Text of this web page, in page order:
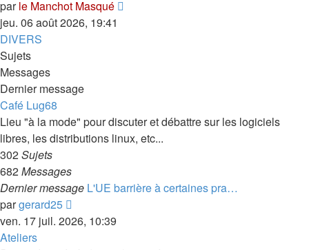
parle Manchot Masqué
jeu. 06 août 2026, 19:41
DIVERS
Sujets
Messages
Dernier message
Café Lug68
Lieu "à la mode" pour discuter et débattre sur les logiciels
libres, les distributions linux, etc...
302Sujets
682Messages
Dernier message L'UE barrière à certaines pra…
pargerard25
le
ven. 17 juil. 2026, 10:39
Ateliers